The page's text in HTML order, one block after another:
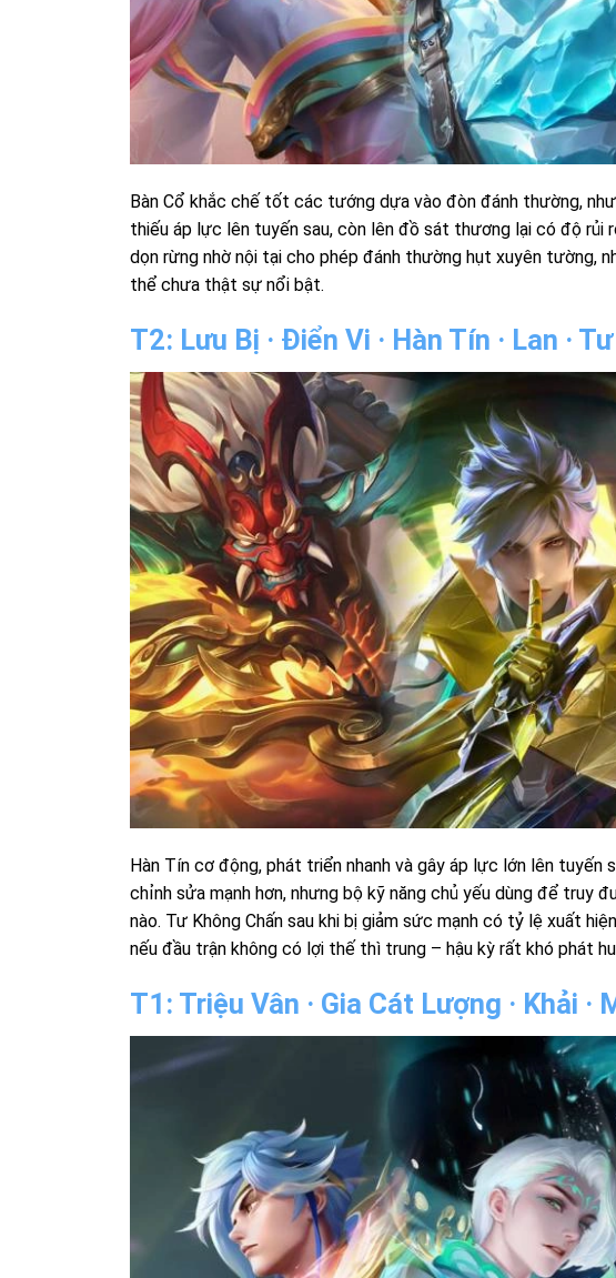
Bàn Cổ khắc chế tốt các tướng dựa vào đòn đánh thường,
thiếu áp lực lên tuyến sau, còn lên đồ sát thương lại có độ rủi
dọn rừng nhờ nội tại cho phép đánh thường hụt xuyên tường,
thể chưa thật sự nổi bật.
T2: Lưu Bị · Điển Vi · Hàn Tín · Lan ·
Hàn Tín cơ động, phát triển nhanh và gây áp lực lớn lên tuyến
chỉnh sửa mạnh hơn, nhưng bộ kỹ năng chủ yếu dùng để truy
nào. Tư Không Chấn sau khi bị giảm sức mạnh có tỷ lệ xuất
nếu đầu trận không có lợi thế thì trung – hậu kỳ rất khó phát
T1: Triệu Vân · Gia Cát Lượng · Khải ·